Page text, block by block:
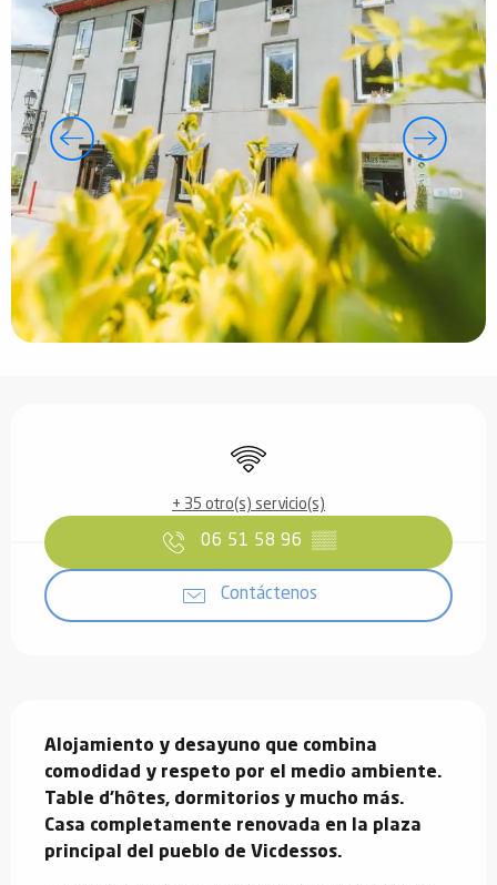
Wifi
+ 35 otro(s) servicio(s)
06 51 58 96 ▒▒
Contáctenos
Alojamiento y desayuno que combina
comodidad y respeto por el medio ambiente.
Table d'hôtes, dormitorios y mucho más.
Casa completamente renovada en la plaza
principal del pueblo de Vicdessos.